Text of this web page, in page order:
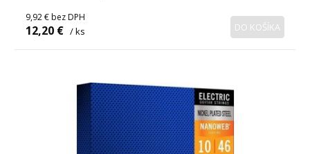
9,92 € bez DPH
12,20 € / ks DO KOŠÍKA